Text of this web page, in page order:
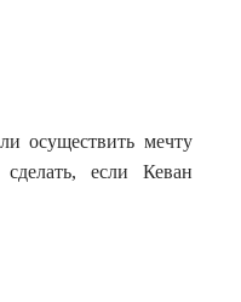
осуществить мечту
если Кеван